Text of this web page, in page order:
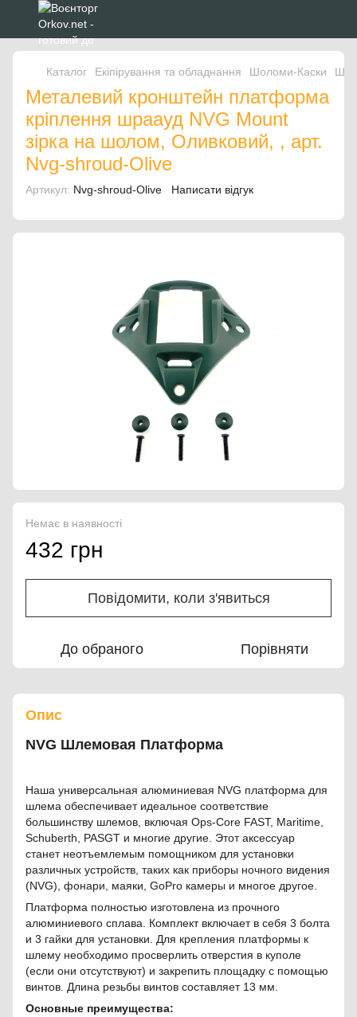
Каталог Екіпірування та обладнання Шоломи-Каски
Металевий кронштейн платформа
кріплення шраауд NVG Mount
зірка на шолом, Оливковий, , арт.
Nvg-shroud-Olive
Артикул: Nvg-shroud-Olive Написати відгук
Немає в наявності
432 грн
Повідомити, коли з'явиться
До обраного Порівняти
Опис
NVG Шлемовая Платформа
Наша универсальная алюминиевая NVG платформа для
шлема обеспечивает идеальное соответствие
большинству шлемов, включая Ops-Core FAST, Maritime,
Schuberth, PASGT и многие другие. Этот аксессуар
станет неотъемлемым помощником для установки
различных устройств, таких как приборы ночного видения
(NVG), фонари, маяки, GoPro камеры и многое другое.
Платформа полностью изготовлена из прочного
алюминиевого сплава. Комплект включает в себя 3 болта
и 3 гайки для установки. Для крепления платформы к
шлему необходимо просверлить отверстия в куполе
(если они отсутствуют) и закрепить площадку с помощью
винтов. Длина резьбы винтов составляет 13 мм.
Основные преимущества: